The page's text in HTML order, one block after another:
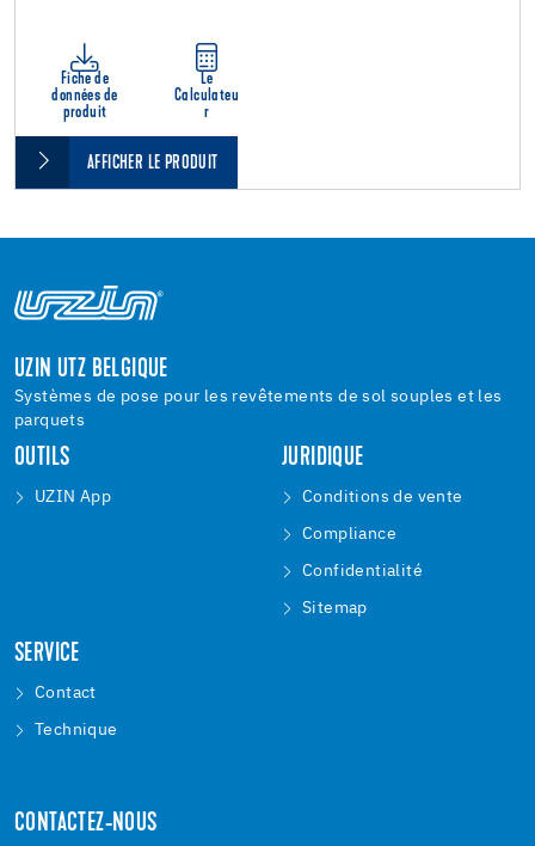
Fiche de
données de
produit
Le
Calculateu
r
AFFICHER LE PRODUIT
UZIN UTZ BELGIQUE
Systèmes de pose pour les revêtements de sol souples et les
parquets
OUTILS
UZIN App
JURIDIQUE
Conditions de vente
Compliance
Confidentialité
Sitemap
SERVICE
Contact
Technique
CONTACTEZ-NOUS